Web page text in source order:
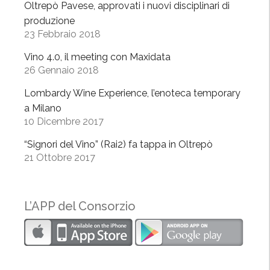
Oltrepò Pavese, approvati i nuovi disciplinari di
produzione
23 Febbraio 2018
Vino 4.0, il meeting con Maxidata
26 Gennaio 2018
Lombardy Wine Experience, l’enoteca temporary
a Milano
10 Dicembre 2017
“Signori del Vino” (Rai2) fa tappa in Oltrepò
21 Ottobre 2017
L’APP del Consorzio